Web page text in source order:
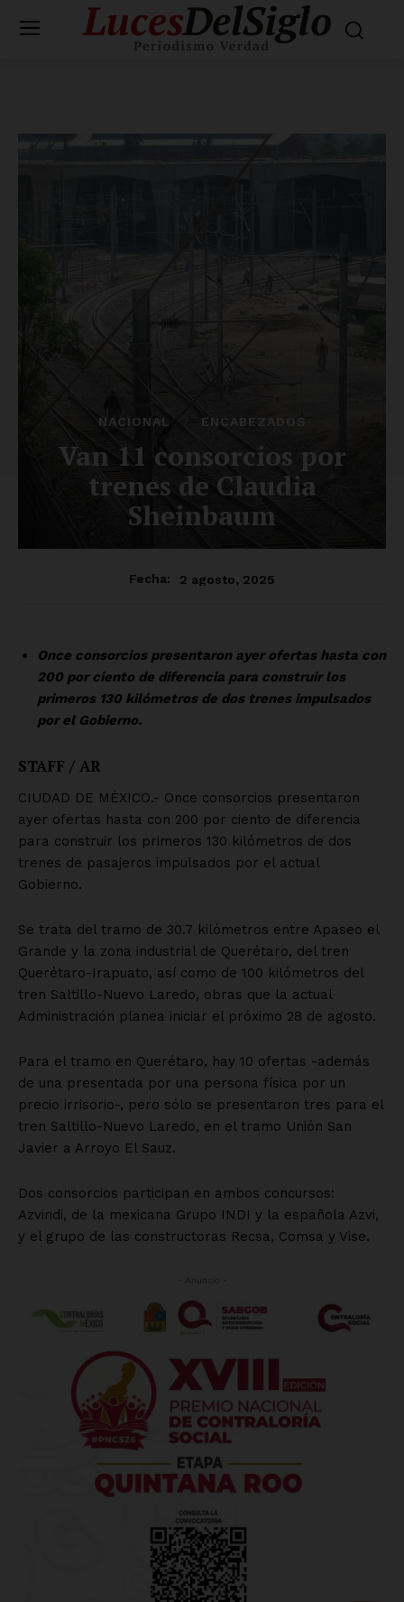
NACIONAL ENCABEZADOS
Van 11 consorcios por
trenes de Claudia
Sheinbaum
Fecha: 2 agosto, 2025
Once consorcios presentaron ayer ofertas hasta con
200 por ciento de diferencia para construir los
primeros 130 kilómetros de dos trenes impulsados
por el Gobierno.
STAFF / AR
CIUDAD DE MÉXICO.- Once consorcios presentaron
ayer ofertas hasta con 200 por ciento de diferencia
para construir los primeros 130 kilómetros de dos
trenes de pasajeros impulsados por el actual
Gobierno.
Se trata del tramo de 30.7 kilómetros entre Apaseo el
Grande y la zona industrial de Querétaro, del tren
Querétaro-Irapuato, así como de 100 kilómetros del
tren Saltillo-Nuevo Laredo, obras que la actual
Administración planea iniciar el próximo 28 de agosto.
Para el tramo en Querétaro, hay 10 ofertas -además
de una presentada por una persona física por un
precio irrisorio-, pero sólo se presentaron tres para el
tren Saltillo-Nuevo Laredo, en el tramo Unión San
Javier a Arroyo El Sauz.
Dos consorcios participan en ambos concursos:
Azvindi, de la mexicana Grupo INDI y la española Azvi,
y el grupo de las constructoras Recsa, Comsa y Vise.